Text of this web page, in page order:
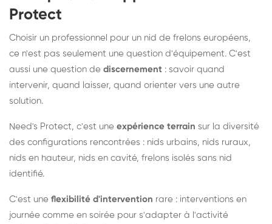
Protect
Choisir un professionnel pour un nid de frelons européens,
ce n'est pas seulement une question d'équipement. C'est
aussi une question de discernement : savoir quand
intervenir, quand laisser, quand orienter vers une autre
solution.
Need's Protect, c'est une expérience terrain sur la diversité
des configurations rencontrées : nids urbains, nids ruraux,
nids en hauteur, nids en cavité, frelons isolés sans nid
identifié.
C'est une flexibilité d'intervention rare : interventions en
journée comme en soirée pour s'adapter à l'activité